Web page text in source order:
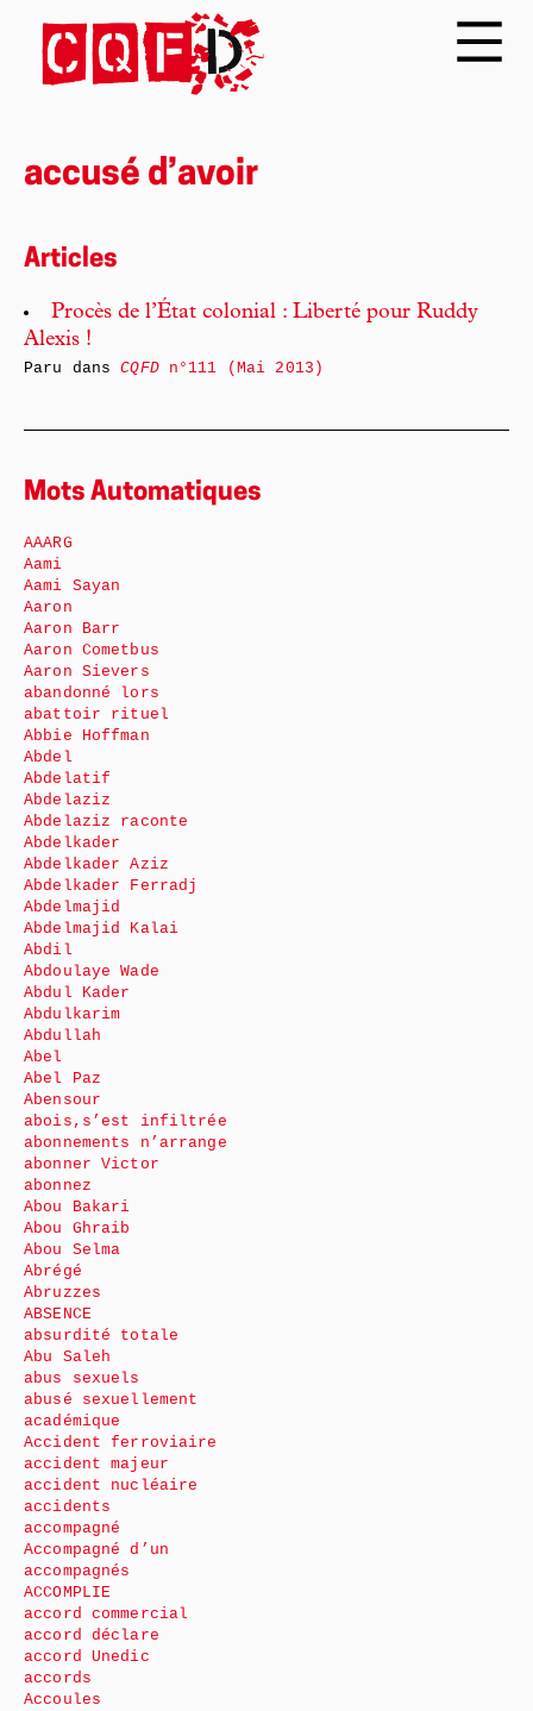
accusé d’avoir
Articles
Procès de l’État colonial : Liberté pour Ruddy
Alexis !
Paru dansCQFDn°111 (Mai 2013)
Mots Automatiques
AAARG
Aami
Aami Sayan
Aaron
Aaron Barr
Aaron Cometbus
Aaron Sievers
abandonné lors
abattoir rituel
Abbie Hoffman
Abdel
Abdelatif
Abdelaziz
Abdelaziz raconte
Abdelkader
Abdelkader Aziz
Abdelkader Ferradj
Abdelmajid
Abdelmajid Kalai
Abdil
Abdoulaye Wade
Abdul Kader
Abdulkarim
Abdullah
Abel
Abel Paz
Abensour
abois,s’est infiltrée
abonnements n’arrange
abonner Victor
abonnez
Abou Bakari
Abou Ghraib
Abou Selma
Abrégé
Abruzzes
ABSENCE
absurdité totale
Abu Saleh
abus sexuels
abusé sexuellement
académique
Accident ferroviaire
accident majeur
accident nucléaire
accidents
accompagné
Accompagné d’un
accompagnés
ACCOMPLIE
accord commercial
accord déclare
accord Unedic
accords
Accoules